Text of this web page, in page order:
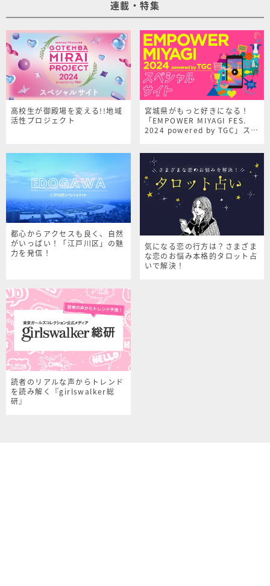
連載・特集
高校生が御殿場を変える!!地域
活性プロジェクト
宮城県がもっと好きになる！
「EMPOWER MIYAGI FES.
2024 powered by TGC」スペ
都心からアクセスも良く、自然
がいっぱい！「江戸川区」の魅
力を発信！
気になる恋の行方は？さまざま
な恋のお悩み本格的タロット占
いで解決！
読者のリアルな声からトレンド
を読み解く『girlswalker総
研』